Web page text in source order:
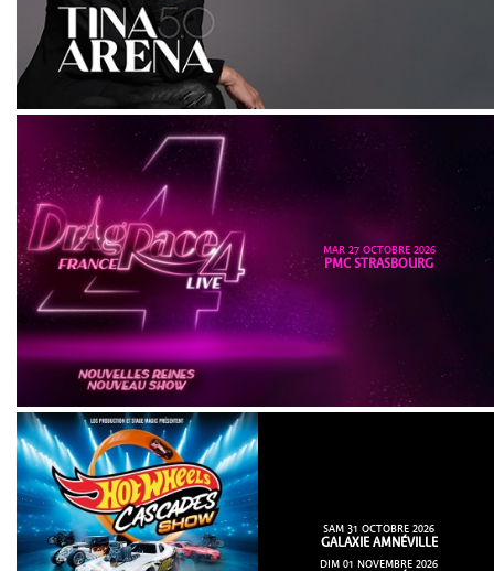
MAR 27 OCTOBRE 2026
PMC STRASBOURG
SAM 31 OCTOBRE 2026
GALAXIE AMNÉVILLE
DIM 01 NOVEMBRE 2026